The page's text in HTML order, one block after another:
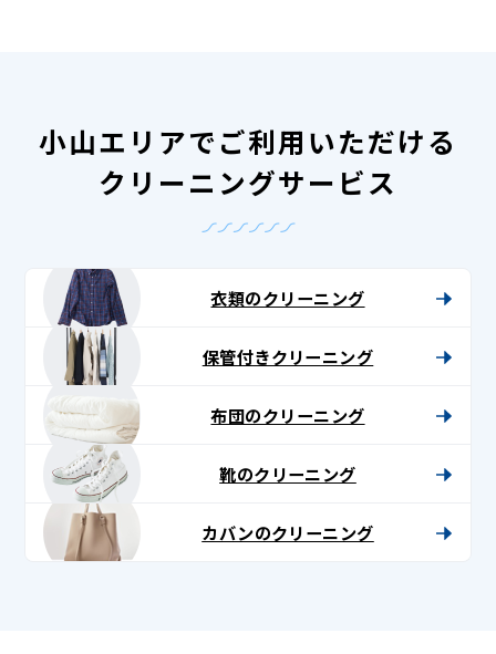
小山エリアでご利用いただける
クリーニングサービス
衣類のクリーニング
保管付きクリーニング
布団のクリーニング
靴のクリーニング
カバンのクリーニング